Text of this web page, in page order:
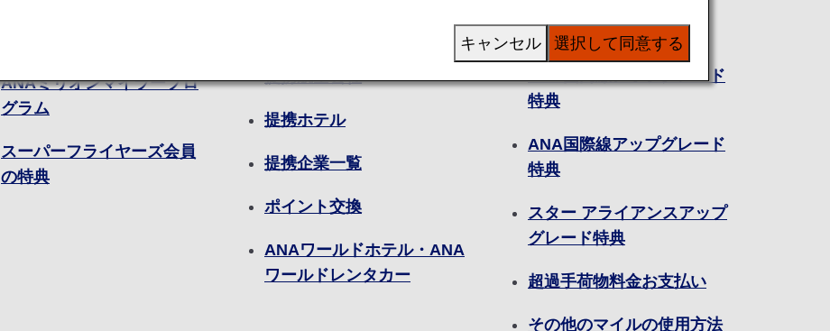
ANAミリオンマイラープロ
グラム
スーパーフライヤーズ会員
の特典
提携航空会社
提携ホテル
提携企業一覧
ポイント交換
ANAワールドホテル・ANA
ワールドレンタカー
提携航空会社特典航空券
ANA国内線アップグレード
特典
ANA国際線アップグレード
特典
スター アライアンスアップ
グレード特典
超過手荷物料金お支払い
その他のマイルの使用方法
選択して同意する
キャンセル